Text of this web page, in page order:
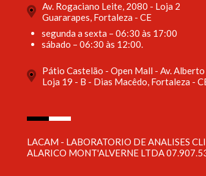
Av. Rogaciano Leite, 2080 - Loja 2
Guararapes, Fortaleza - CE
segunda a sexta – 06:30 às 17:00
sábado – 06:30 às 12:00.
Pátio Castelão - Open Mall - Av.
Loja 19 - B - Dias Macêdo, Fortaleza -
LACAM - LABORATORIO DE ANALISES
ALARICO MONT'ALVERNE LTDA